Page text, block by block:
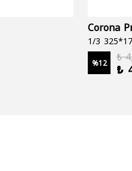
Corona
%12
₺
₺